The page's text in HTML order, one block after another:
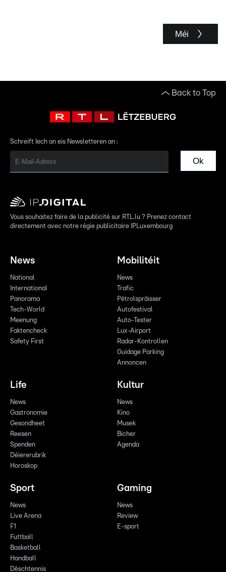
Méi
Back to Top
Schreift Iech an eis Newsletteren an :
Ok
Vous souhaitez faire de la publicité sur RTL.lu ? Prenez contact
directement avec notre régie publicitaire IPLuxembourg
News
National
International
Panorama
Tech-World
Meenung
Faktencheck
Safety First
Mobilitéit
News
Trafic
Pëtrolspräisser
Autofestival
Auto-Tester
Lux-Airport
Radar-Kontrollen
Guidage Parking
Annoncen
Life
News
Gastronomie
Gesondheet
Reesen
Spenden
Déiererubrik
Horoskop
Kultur
News
Kino
Musek
Bicher
Agenda
Sport
News
Live Arena
F1
Futtball
Basketball
Handball
Dëschtennis
Gaming
News
Review
E-sport